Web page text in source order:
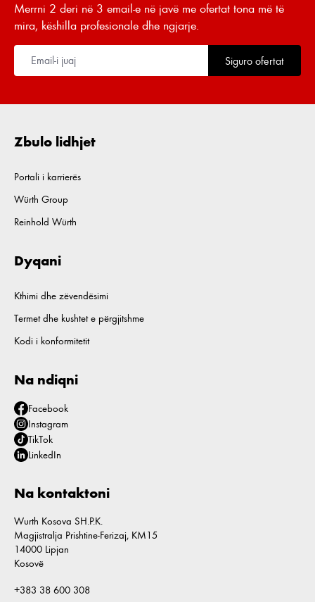
Merrni 2 deri në 3 email-e në javë me ofertat tona më të
mira, këshilla profesionale dhe ngjarje.
Siguro ofertat
Zbulo lidhjet
Portali i karrierës
Würth Group
Reinhold Würth
Dyqani
Kthimi dhe zëvendësimi
Termet dhe kushtet e përgjitshme
Kodi i konformitetit
Na ndiqni
Facebook
Instagram
TikTok
LinkedIn
Na kontaktoni
Wurth Kosova SH.P.K.
Magjistralja Prishtine-Ferizaj, KM15
14000 Lipjan
Kosovë
+383 38 600 308